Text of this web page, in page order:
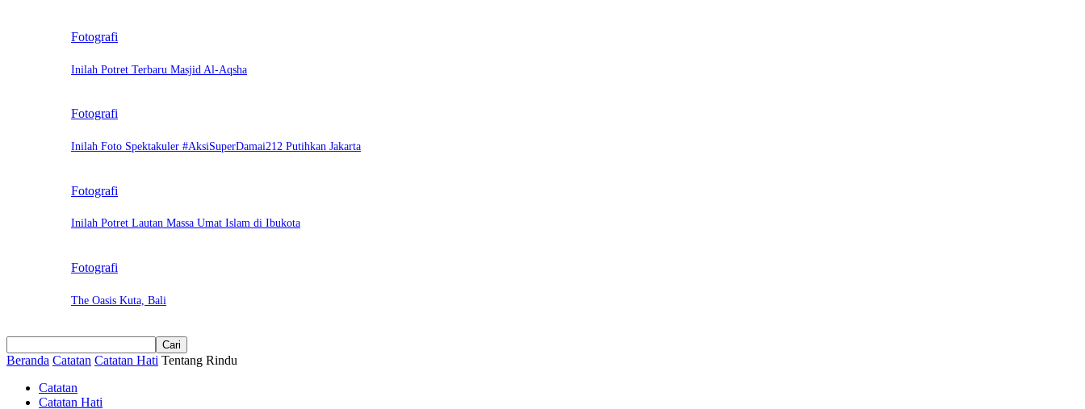
Fotografi
Inilah Potret Terbaru Masjid Al-Aqsha
Fotografi
Inilah Foto Spektakuler #AksiSuperDamai212 Putihkan Jakarta
Fotografi
Inilah Potret Lautan Massa Umat Islam di Ibukota
Fotografi
The Oasis Kuta, Bali
Beranda Catatan Catatan Hati Tentang Rindu
Catatan
Catatan Hati